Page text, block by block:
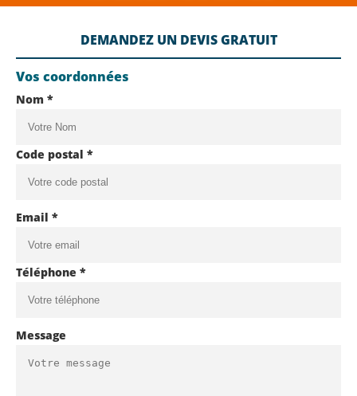
DEMANDEZ UN DEVIS GRATUIT
Vos coordonnées
Nom *
Code postal *
Email *
Téléphone *
Message